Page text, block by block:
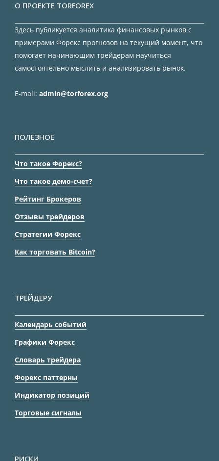
О ПРОЕКТЕ TORFOREX
Здесь публикуется аналитика финансовых рынков с
примерами Форекс прогнозов на текущий момент, что
помогает начинающим трейдерам научиться
самостоятельно мыслить и анализировать рынок.
E-mail: admin@torforex.org
ПОЛЕЗНОЕ
Что такое Форекс?
Что такое демо-счет?
Рейтинг Брокеров
Отзывы трейдеров
Стратегии Форекс
Как торговать Bitcoin?
ТРЕЙДЕРУ
Календарь событий
Графики Форекс
Словарь трейдера
Форекс паттерны
Индикатор позиций
Торговые сигналы
РИСКИ